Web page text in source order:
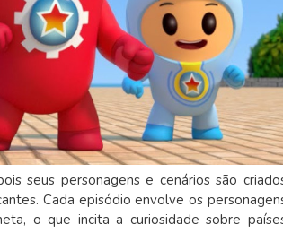
seus personagens e cenários são
Cada episódio envolve os
o que incita a curiosidade sobre